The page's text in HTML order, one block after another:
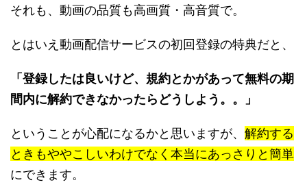
それも、動画の品質も高画質・高音質で。
とはいえ動画配信サービスの初回登録の特典だと、
「登録したは良いけど、規約とかがあって無料の期
間内に解約できなかったらどうしよう。。」
ということが心配になるかと思いますが、 解約する
ときもややこしいわけでなく本当にあっさりと簡単
にできます。